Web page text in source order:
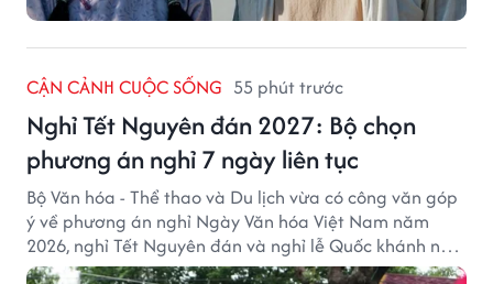
CẬN CẢNH CUỘC SỐNG 55 phút trước
Nghỉ Tết Nguyên đán 2027: Bộ chọn
phương án nghỉ 7 ngày liên tục
Bộ Văn hóa - Thể thao và Du lịch vừa có công văn góp
ý về phương án nghỉ Ngày Văn hóa Việt Nam năm
2026, nghỉ Tết Nguyên đán và nghỉ lễ Quốc khánh năm
2027.